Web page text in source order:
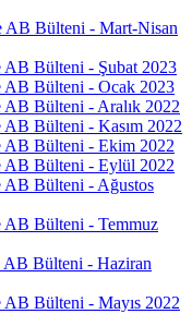
AB Bülteni - Mart-Nisan
AB Bülteni - Şubat 2023
AB Bülteni - Ocak 2023
AB Bülteni - Aralık 2022
AB Bülteni - Kasım 2022
AB Bülteni - Ekim 2022
AB Bülteni - Eylül 2022
AB Bülteni - Ağustos
AB Bülteni - Temmuz
AB Bülteni - Haziran
AB Bülteni - Mayıs 2022